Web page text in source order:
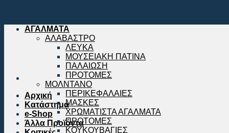
Αρχική
Κατάστημα
e-Shop
Άλλα Προϊόντα
ΑΓΑΛΜΑΤΑ
ΑΛΑΒΑΣΤΡΟ
ΛΕΥΚΑ
ΜΟΥΣΕΙΑΚΗ ΠΑΤΙΝΑ
ΠΑΛΑΙΩΣΗ
ΠΡΟΤΟΜΕΣ
ΜΟΛΝΤΑΝΟ
ΠΕΡΙΚΕΦΑΛΑΙΕΣ
ΜΑΣΚΕΣ
ΧΡΩΜΑΤΙΣΤΑ ΑΓΑΛΜΑΤΑ
ΠΡΟΤΟΜΕΣ
ΚΟΥΚΟΥΒΑΓΙΕΣ